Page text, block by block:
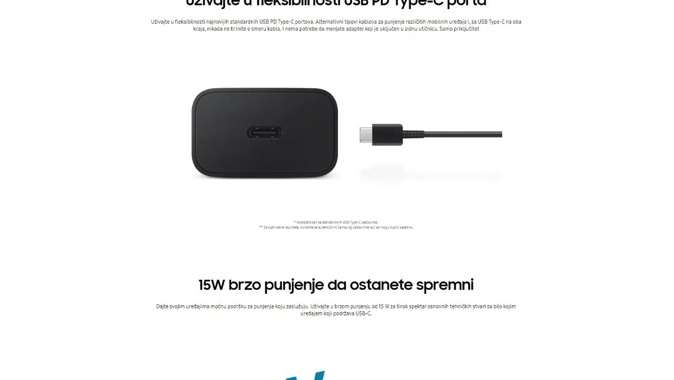
temperature. Preporuka je uvek kupiti originalni, odnosno sertifikovani punjač, zbog gore navedenih zaštita.
8806092709850
Vietnam
Superfon doo se trudi da informacije i fotografije artikala budu što tačnije i detaljnije ali ne može da
garantuje da su svi podaci apsolutno ispravni.